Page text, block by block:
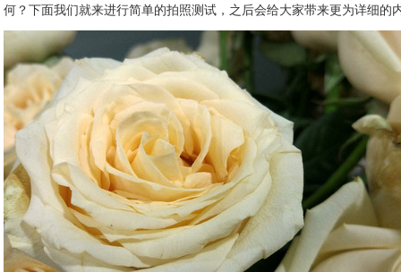
何？下面我们就来进行简单的拍照测试，之后会给大家带来更为详细的